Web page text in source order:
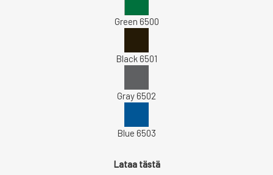
Green 6500
Black 6501
Gray 6502
Blue 6503
Lataa tästä